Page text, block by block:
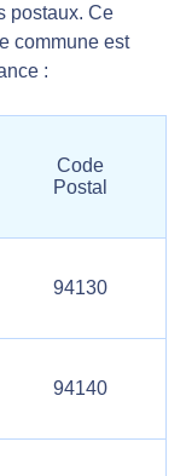
postaux. Ce
commune est
:
Code
Postal
94130
94140